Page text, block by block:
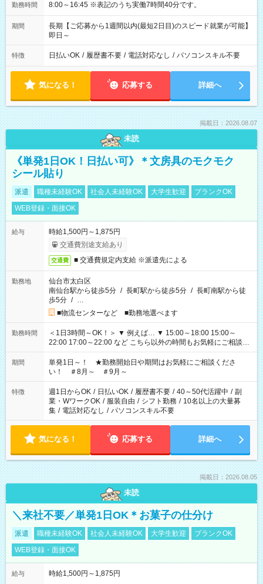
勤務時間 8:00～16:45 ※表記のうち実働7時間40分です。
期間
長期【ご応募から1週間以内(最短2日目)のスピード就業が可能】
即日～
特徴 日払いOK / 履歴書不要 / 電話対応なし / パソコンスキル不要
気になる！ 応募する 詳細へ
掲載日：2026.08.07
未読
《単発1日OK！日払い可》＊文房具のモクモク
シール貼り
派遣 職種未経験OK 社会人未経験OK 大学生歓迎
ブランクOK
WEB登録・面接OK
給与
時給1,500円～1,875円
交通費別途支給あり
交通費 ■ 交通費規定内支給 ※派遣先による
勤務地
仙台市太白区
南仙台駅から徒歩5分 / 長町駅から徒歩5分 / 長町南駅から徒
歩5分 / …
■物流センターなど ■勤務地選べます
勤務時間
＜1日3時間～OK！＞ ▼ 例えば… ▼ 15:00～18:00 15:00～
22:00 17:00～22:00 など こちら以外の時間もお気軽にご相談く
ださい！
期間
単発1日～！ ★勤務開始日や期間はお気軽にご相談くださ
い！ ＃8月～ ＃9月～
特徴 週1日からOK / 日払いOK / 履歴書不要 / 40～50代活躍中 / 副
業・WワークOK / 服装自由 / シフト勤務 / 10名以上の大量募
集 / 電話対応なし / パソコンスキル不要
気になる！ 応募する 詳細へ
掲載日：2026.08.05
未読
＼来社不要／単発1日OK＊お菓子の仕分け
派遣 職種未経験OK 社会人未経験OK 大学生歓迎
ブランクOK
WEB登録・面接OK
給与 時給1,500円～1,875円